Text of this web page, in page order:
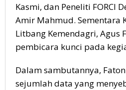
Kasmi, dan Peneliti FORCI
Amir Mahmud. Sementara
Litbang Kemendagri, Agus
pembicara kunci pada
Dalam sambutannya,
sejumlah data yang